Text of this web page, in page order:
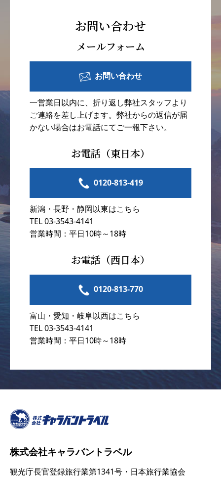
お問い合わせ
メールフォーム
お問い合わせ
一営業日以内に、折り返し弊社スタッフより
ご連絡を差し上げます。弊社からの返信が届
かない場合はお電話にてご一報下さい。
お電話（東日本）
0120-813-419
新潟・長野・静岡以東はこちら
TEL 03-3543-4141
営業時間：平日10時～18時
お電話（西日本）
0120-813-770
富山・愛知・岐阜以西はこちら
TEL 03-3543-4141
営業時間：平日10時～18時
株式会社キャラバントラベル
観光庁長官登録旅行業第1341号・日本旅行業協会